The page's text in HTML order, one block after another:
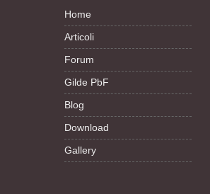
Home
Articoli
Forum
Gilde PbF
Blog
Download
Gallery